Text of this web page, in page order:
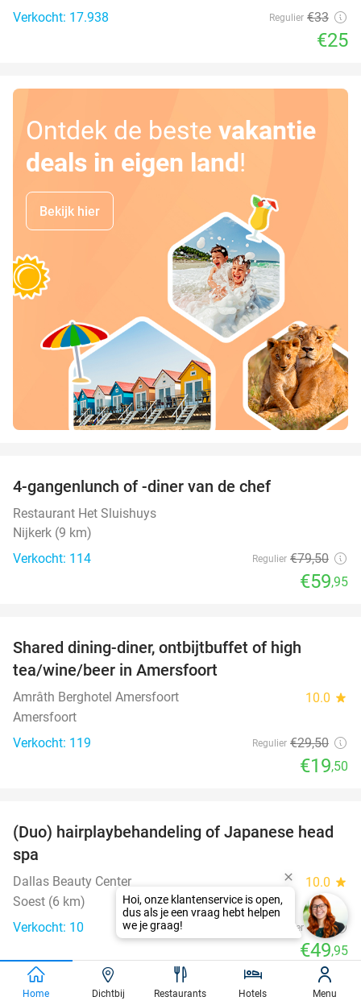
Verkocht: 17.938
Regulier €33
€25
Ontdek de beste vakantie
deals in eigen land!
Bekijk hier
4-gangenlunch of -diner van de chef
Restaurant Het Sluishuys
Nijkerk (9 km)
Verkocht: 114
Regulier €79,50
€59,95
Shared dining-diner, ontbijtbuffet of high
tea/wine/beer in Amersfoort
Amrâth Berghotel Amersfoort 10.0 star
Amersfoort
Verkocht: 119
Regulier €29,50
€19,50
38%
(Duo) hairplaybehandeling of Japanese head
spa
Dallas Beauty Center 10.0 star
Soest (6 km)
Verkocht: 10
Regulier €80
€49,95
favorite_border
Home Dichtbij Restaurants Hotels Menu